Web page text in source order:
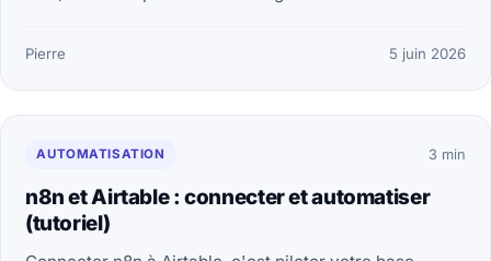
Pierre 5 juin 2026
AUTOMATISATION 3 min
n8n et Airtable : connecter et automatiser
(tutoriel)